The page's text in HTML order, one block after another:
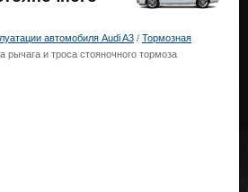
автомобиля Audi A3 / Тормозная
рычага и троса стояночного тормоза